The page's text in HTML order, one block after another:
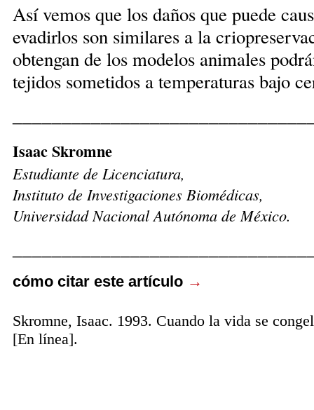
Así vemos que los daños que puede
evadirlos son similares a la
obtengan de los modelos animales
tejidos sometidos a temperaturas bajo
Isaac Skromne
Estudiante de Licenciatura,
Instituto de Investigaciones Biomédicas,
Universidad Nacional Autónoma de México.
cómo citar este artículo →
Skromne, Isaac. 1993. Cuando la vida se
[En línea].